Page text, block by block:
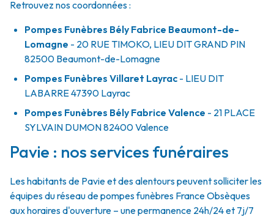
Retrouvez nos coordonnées :
Pompes Funèbres Bély Fabrice Beaumont-de-
Lomagne - 20 RUE TIMOKO, LIEU DIT GRAND PIN
82500 Beaumont-de-Lomagne
Pompes Funèbres Villaret Layrac - LIEU DIT
LABARRE47390 Layrac
Pompes Funèbres Bély Fabrice Valence - 21 PLACE
SYLVAIN DUMON82400Valence
Pavie : nos services funéraires
Les habitants de Pavie et des alentours peuvent solliciter les
équipes du réseau de pompes funèbres France Obsèques
aux horaires d'ouverture – une permanence 24h/24 et 7j/7